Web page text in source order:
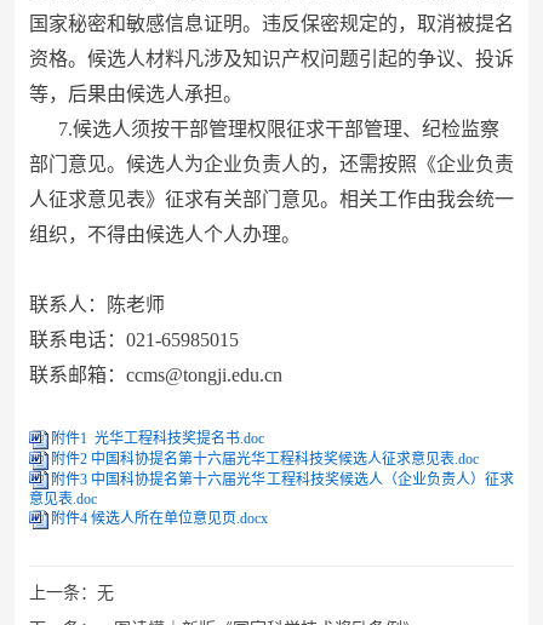
国家秘密和敏感信息证明。违反保密规定的，取消被提名
资格。候选人材料凡涉及知识产权问题引起的争议、投诉
等，后果由候选人承担。
7.候选人须按干部管理权限征求干部管理、纪检监察
部门意见。候选人为企业负责人的，还需按照《企业负责
人征求意见表》征求有关部门意见。相关工作由我会统一
组织，不得由候选人个人办理。
联系人：陈老师
联系电话：021-65985015
联系邮箱：ccms@tongji.edu.cn
附件1 光华工程科技奖提名书.doc
附件2 中国科协提名第十六届光华工程科技奖候选人征求意见表.doc
附件3 中国科协提名第十六届光华工程科技奖候选人（企业负责人）征求
意见表.doc
附件4 候选人所在单位意见页.docx
上一条： 无